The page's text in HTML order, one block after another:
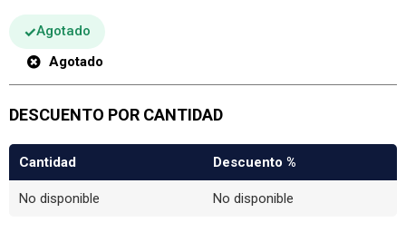
Agotado
Agotado
DESCUENTO POR CANTIDAD
Cantidad Descuento %
No disponible No disponible